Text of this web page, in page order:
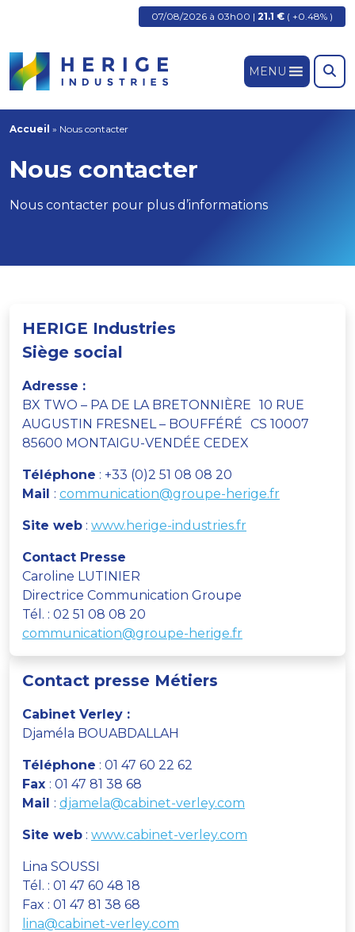
07/08/2026 à 03h00 | 21.1 € ( +0.48% )
MENU
Accueil » Nous contacter
Nous contacter
Nous contacter pour plus d’informations
HERIGE Industries
Siège social
Adresse :
BX TWO – PA DE LA BRETONNIÈRE 10 RUE
AUGUSTIN FRESNEL – BOUFFÉRÉ CS 10007
85600 MONTAIGU-VENDÉE CEDEX
Téléphone : +33 (0)2 51 08 08 20
Mail : communication@groupe-herige.fr
Site web : www.herige-industries.fr
Contact Presse
Caroline LUTINIER
Directrice Communication Groupe
Tél. : 02 51 08 08 20
communication@groupe-herige.fr
Contact presse Métiers
Cabinet Verley :
Djaméla BOUABDALLAH
Téléphone : 01 47 60 22 62
Fax : 01 47 81 38 68
Mail : djamela@cabinet-verley.com
Site web : www.cabinet-verley.com
Lina SOUSSI
Tél. : 01 47 60 48 18
Fax : 01 47 81 38 68
lina@cabinet-verley.com